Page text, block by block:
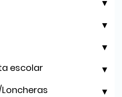
escolar